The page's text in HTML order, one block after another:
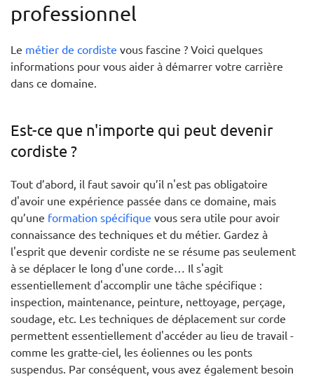
professionnel
Le métier de cordiste vous fascine ? Voici quelques
informations pour vous aider à démarrer votre carrière
dans ce domaine.
Est-ce que n'importe qui peut devenir
cordiste ?
Tout d’abord, il faut savoir qu’il n'est pas obligatoire
d'avoir une expérience passée dans ce domaine, mais
qu’une formation spécifique vous sera utile pour avoir
connaissance des techniques et du métier. Gardez à
l'esprit que devenir cordiste ne se résume pas seulement
à se déplacer le long d'une corde… Il s'agit
essentiellement d'accomplir une tâche spécifique :
inspection, maintenance, peinture, nettoyage, perçage,
soudage, etc. Les techniques de déplacement sur corde
permettent essentiellement d'accéder au lieu de travail -
comme les gratte-ciel, les éoliennes ou les ponts
suspendus. Par conséquent, vous avez également besoin